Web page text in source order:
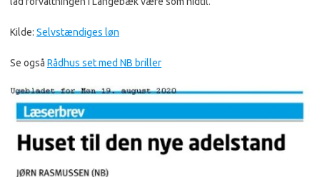
Kilde: Selvstændiges løn
Se også Rådhus set med NB briller